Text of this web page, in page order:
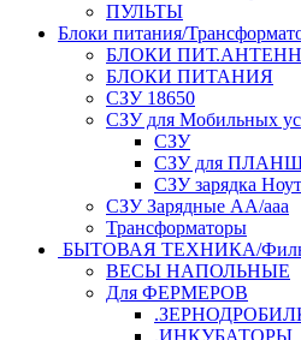
ПУЛЬТЫ
Блоки питания/
БЛОКИ
БЛОКИ ПИТАНИЯ
СЗУ 18650
СЗУ для Мобильных
СЗУ
СЗУ для
СЗУ зарядка
СЗУ Зарядные АА/ааа
Трансформаторы
БЫТОВАЯ ТЕХНИКА/
ВЕСЫ НАПОЛЬНЫЕ
Для ФЕРМЕРОВ
.ИНКУБАТОРЫ